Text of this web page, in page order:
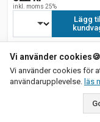
inkl. moms 25%
Lägg
Vi använder cookies🍪
Vi använder cookies för
användarupplevelse. läs